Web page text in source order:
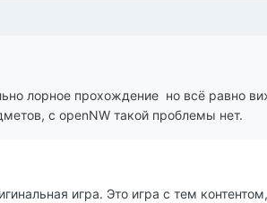
лорное прохождение но всё равно
с openNW такой проблемы нет.
игра. Это игра с тем контентом,